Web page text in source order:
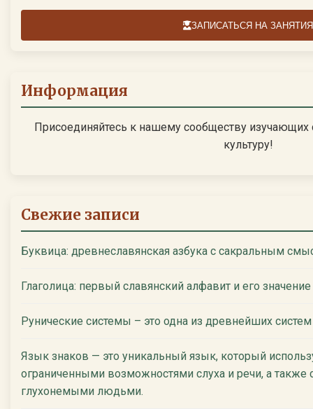
ЗАПИСАТЬСЯ НА ЗАНЯТИЯ
Информация
Присоединяйтесь к нашему сообществу изучающих
культуру!
Свежие записи
Буквица: древнеславянская азбука с сакральным
Глаголица: первый славянский алфавит и его
Рунические системы – это одна из древнейших
Язык знаков — это уникальный язык, который
ограниченными возможностями слуха и речи, а также
глухонемыми людьми.